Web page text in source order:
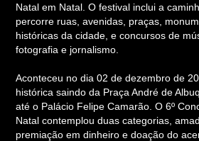
Natal em Natal. O festival inclui a
percorre ruas, avenidas, praças,
históricas da cidade, e concursos de
fotografia e jornalismo.
Aconteceu no dia 02 de dezembro de
histórica saindo da Praça André de
até o Palácio Felipe Camarão. O 6º
Natal contemplou duas categorias,
premiação em dinheiro e doação do